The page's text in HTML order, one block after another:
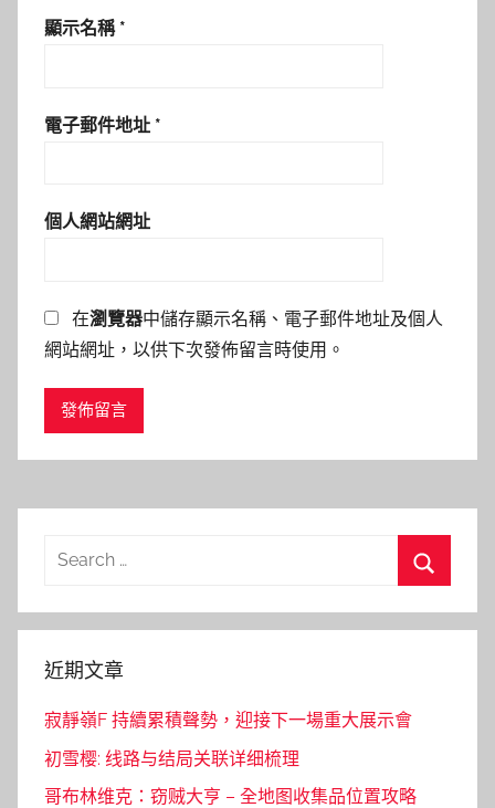
顯示名稱 *
電子郵件地址 *
個人網站網址
在瀏覽器中儲存顯示名稱、電子郵件地址及個人
網站網址，以供下次發佈留言時使用。
Search
近期文章
寂靜嶺F 持續累積聲勢，迎接下一場重大展示會
初雪樱: 线路与结局关联详细梳理
哥布林维克：窃贼大亨 – 全地图收集品位置攻略